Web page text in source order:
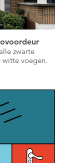
art-decovoordeur
zwarte
witte voegen.